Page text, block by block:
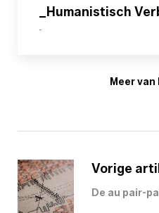
_Humanistisch
-
Meer van
Vorige
De au pair-